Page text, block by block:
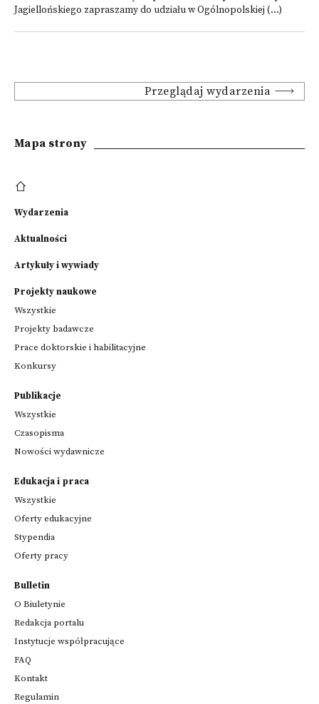
Jagiellońskiego zapraszamy do udziału w Ogólnopolskiej (...)
Przeglądaj wydarzenia
Mapa strony
Wydarzenia
Aktualności
Artykuły i wywiady
Projekty naukowe
Wszystkie
Projekty badawcze
Prace doktorskie i habilitacyjne
Konkursy
Publikacje
Wszystkie
Czasopisma
Nowości wydawnicze
Edukacja i praca
Wszystkie
Oferty edukacyjne
Stypendia
Oferty pracy
Bulletin
O Biuletynie
Redakcja portalu
Instytucje współpracujące
FAQ
Kontakt
Regulamin